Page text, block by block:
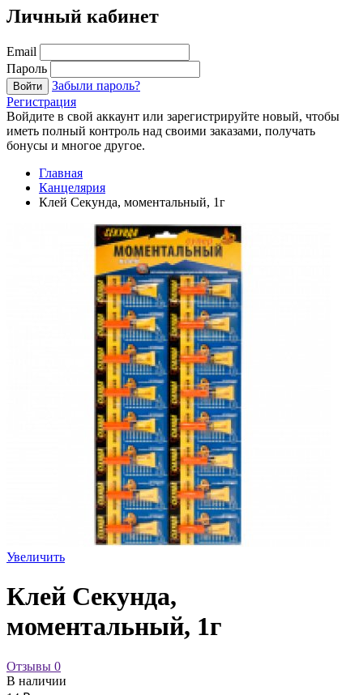
Личный кабинет
Email
Пароль
Войти
Забыли пароль?
Регистрация
Войдите в свой аккаунт или зарегистрируйте новый, чтобы
иметь полный контроль над своими заказами, получать
бонусы и многое другое.
Главная
Канцелярия
Клей Секунда, моментальный, 1г
Увеличить
Клей Секунда,
моментальный, 1г
Отзывы 0
В наличии